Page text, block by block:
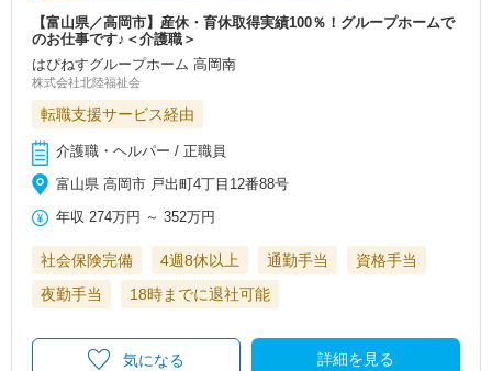
【富山県／高岡市】産休・育休取得実績100％！グループホームで
のお仕事です♪＜介護職＞
はぴねすグループホーム 高岡南
株式会社北陸福祉会
転職支援サービス経由
介護職・ヘルパー / 正職員
富山県 高岡市 戸出町4丁目12番88号
年収 274万円 ～352万円
社会保険完備 4週8休以上 通勤手当
資格手当
夜勤手当
18時までに退社可能
詳細を見る
気になる